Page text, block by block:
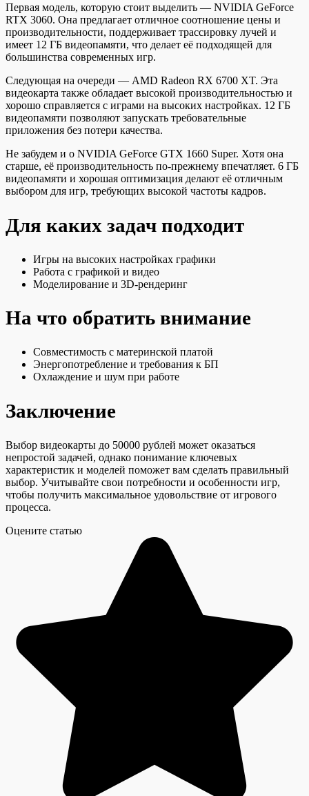
Первая модель, которую стоит выделить — NVIDIA GeForce
RTX 3060. Она предлагает отличное соотношение цены и
производительности, поддерживает трассировку лучей и
имеет 12 ГБ видеопамяти, что делает её подходящей для
большинства современных игр.
Следующая на очереди — AMD Radeon RX 6700 XT. Эта
видеокарта также обладает высокой производительностью и
хорошо справляется с играми на высоких настройках. 12 ГБ
видеопамяти позволяют запускать требовательные
приложения без потери качества.
Не забудем и о NVIDIA GeForce GTX 1660 Super. Хотя она
старше, её производительность по-прежнему впечатляет. 6 ГБ
видеопамяти и хорошая оптимизация делают её отличным
выбором для игр, требующих высокой частоты кадров.
Для каких задач подходит
Игры на высоких настройках графики
Работа с графикой и видео
Моделирование и 3D-рендеринг
На что обратить внимание
Совместимость с материнской платой
Энергопотребление и требования к БП
Охлаждение и шум при работе
Заключение
Выбор видеокарты до 50000 рублей может оказаться
непростой задачей, однако понимание ключевых
характеристик и моделей поможет вам сделать правильный
выбор. Учитывайте свои потребности и особенности игр,
чтобы получить максимальное удовольствие от игрового
процесса.
Оцените статью